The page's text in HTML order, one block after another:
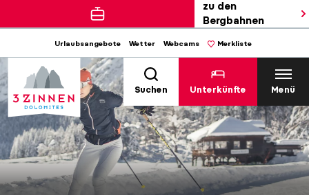
zu den
Bergbahnen
Urlaubsangebote Wetter Webcams Merkliste
Suchen Unterkünfte Menü